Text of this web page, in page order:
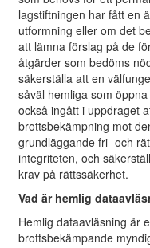
lagstiftningen har fått en
utformning eller om det
att lämna förslag på de
åtgärder som bedöms
säkerställa att en
såväl hemliga som
också ingått i uppdraget
brottsbekämpning mot
grundläggande fri- och
integriteten, och
krav på rättssäkerhet.
Vad är hemlig
Hemlig dataavläsning är
brottsbekämpande